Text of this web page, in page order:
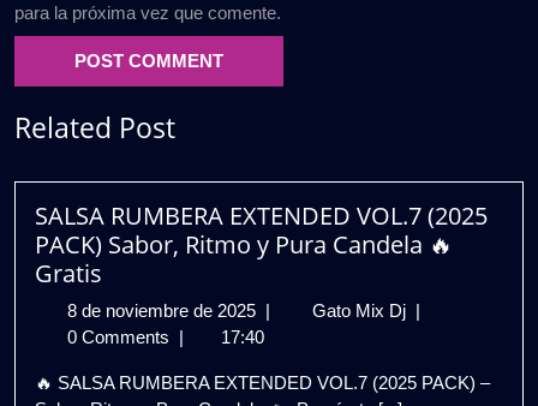
para la próxima vez que comente.
Related Post
SALSA RUMBERA EXTENDED VOL.7 (2025
PACK) Sabor, Ritmo y Pura Candela 🔥
Gratis
8 de noviembre de 2025 8
de
de
| Gato Mix Dj SALSA
VOL.7
|
0 Comments | 17:40
🔥 SALSA RUMBERA EXTENDED VOL.7 (2025 PACK) –